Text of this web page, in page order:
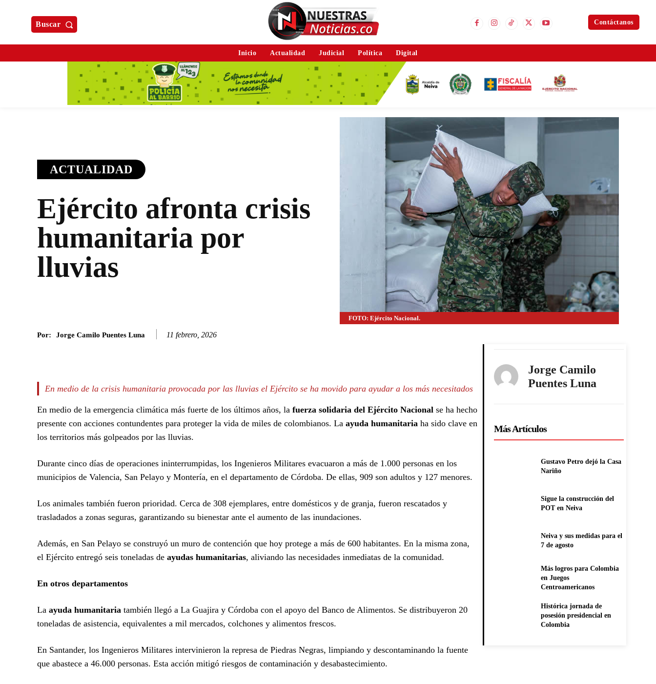
Buscar Contáctanos
Inicio Actualidad Judicial Política Digital
ACTUALIDAD
Ejército afronta crisis
humanitaria por
lluvias
FOTO: Ejército Nacional.
Por: Jorge Camilo Puentes Luna 11 febrero, 2026
En medio de la crisis humanitaria provocada por las lluvias el Ejército se ha movido para ayudar a los más necesitados
En medio de la emergencia climática más fuerte de los últimos años, la fuerza solidaria del Ejército Nacional se ha hecho
presente con acciones contundentes para proteger la vida de miles de colombianos. La ayuda humanitaria ha sido clave en
los territorios más golpeados por las lluvias.
Durante cinco días de operaciones ininterrumpidas, los Ingenieros Militares evacuaron a más de 1.000 personas en los
municipios de Valencia, San Pelayo y Montería, en el departamento de Córdoba. De ellas, 909 son adultos y 127 menores.
Los animales también fueron prioridad. Cerca de 308 ejemplares, entre domésticos y de granja, fueron rescatados y
trasladados a zonas seguras, garantizando su bienestar ante el aumento de las inundaciones.
Además, en San Pelayo se construyó un muro de contención que hoy protege a más de 600 habitantes. En la misma zona,
el Ejército entregó seis toneladas de ayudas humanitarias, aliviando las necesidades inmediatas de la comunidad.
En otros departamentos
La ayuda humanitaria también llegó a La Guajira y Córdoba con el apoyo del Banco de Alimentos. Se distribuyeron 20
toneladas de asistencia, equivalentes a mil mercados, colchones y alimentos frescos.
En Santander, los Ingenieros Militares intervinieron la represa de Piedras Negras, limpiando y descontaminando la fuente
que abastece a 46.000 personas. Esta acción mitigó riesgos de contaminación y desabastecimiento.
Jorge Camilo
Puentes Luna
Más Artículos
Gustavo Petro dejó la Casa
Nariño
Sigue la construcción del
POT en Neiva
Neiva y sus medidas para el
7 de agosto
Más logros para Colombia
en Juegos
Centroamericanos
Histórica jornada de
posesión presidencial en
Colombia